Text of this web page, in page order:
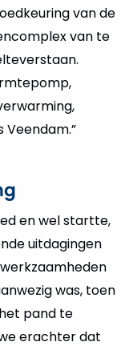
van de
van te
en wel startte,
uitdagingen
was, toen
pand te
erachter dat